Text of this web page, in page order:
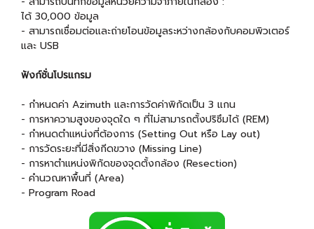
ได้ 30,000 ข้อมูล
- สามารถเชื่อมต่อและถ่ายโอนข้อมูลระหว่างกล้องกับคอมพิวเตอร์
และ USB
ฟังก์ชั่นโปรแกรม
- กำหนดค่า Azimuth และการวัดค่าพิกัดเป็น 3 แกน
- การหาความสูงของจุดใด ๆ ที่ไม่สามารถตั้งปริซึมได้ (REM)
- กำหนดตำแหน่งที่ต้องการ (Setting Out หรือ Lay out)
- การวัดระยะที่มีสิ่งกีดขวาง (Missing Line)
- การหาตำแหน่งพิกัดของจุดตั้งกล้อง (Resection)
- คำนวณหาพื้นที่ (Area)
- Program Road